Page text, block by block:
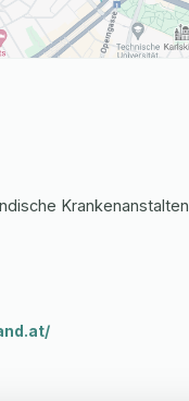
Krankenanstalten